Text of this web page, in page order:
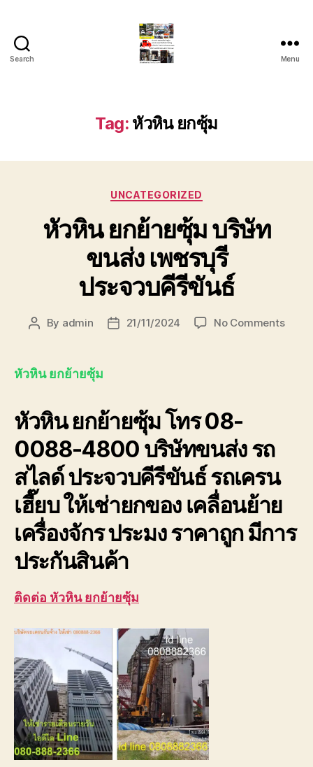
Search
สไลด์
ใน
หัวหิน
ชั่วโมง
โทร
0888000456
Menu
Tag: หัวหิน ยกซุ้ม
Categories
UNCATEGORIZED
หัวหิน ยกย้ายซุ้ม บริษัท
ขนส่ง เพชรบุรี
ประจวบคีรีขันธ์
Post
By admin
Post21/11/2024 No Commentson
หัวหิน ยกย้ายซุ้ม
หัวหิน ยกย้ายซุ้ม โทร 08-
0088-4800 บริษัทขนส่ง รถ
สไลด์ ประจวบคีรีขันธ์ รถเครน
เฮี๊ยบ ให้เช่ายกของ เคลื่อนย้าย
เครื่องจักร ประมง ราคาถูก มีการ
ประกันสินค้า
ติดต่อ หัวหิน ยกย้ายซุ้ม